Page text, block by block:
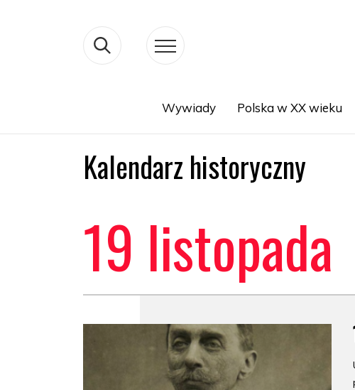
Wywiady Polska w XX wieku
Kalendarz historyczny
19 listopada